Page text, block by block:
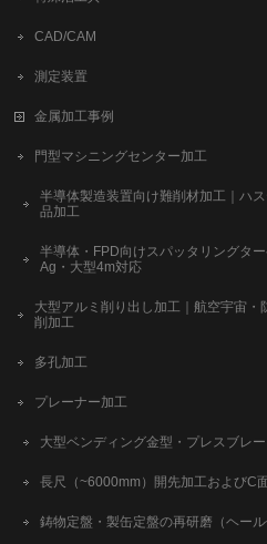
CAD/CAM
測定装置
金属加工事例
門型マシニングセンター加工
半導体製造装置向け難削材加工｜ハ
品加工
半導体・FPD向けスパッタリングタ
Ag・大型4m対応
大型アルミ削り出し加工｜航空宇宙・
削加工
多孔加工
プレーナー加工
大型ベンディング金型・プレスブレ
長尺（~6000mm）開先加工およびC
鋳物定盤・製缶定盤の再研磨（ヘール